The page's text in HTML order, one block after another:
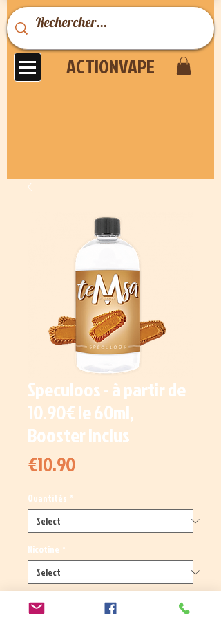
ACTIONVAPE
Speculoos - à partir de
10.90€ le 60ml,
Booster inclus
€10.90Price
Quantités *
Nicotine *
Quantity